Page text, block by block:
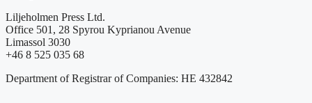
Liljeholmen Press Ltd.
Office 501, 28 Spyrou Kyprianou Avenue
Limassol 3030
+46 8 525 035 68
Department of Registrar of Companies: HE 432842